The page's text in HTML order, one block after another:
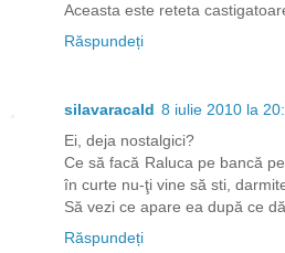
Aceasta este reteta
Răspundeți
silavaracald 8 iulie 2010 la
Ei, deja nostalgici?
Ce să facă Raluca pe bancă
în curte nu-ţi vine să sti,
Să vezi ce apare ea după ce
Răspundeți